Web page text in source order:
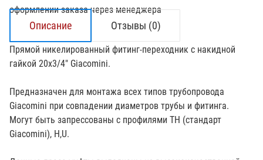
оформлении заказа через менеджера
Описание Отзывы (0)
Прямой никелированный фитинг-переходник с накидной
гайкой 20х3/4" Giacomini.
Предназначен для монтажа всех типов трубопровода
Giacomini при совпадении диаметров трубы и фитинга.
Могут быть запрессованы с профилями TH (стандарт
Giacomini), H,U.